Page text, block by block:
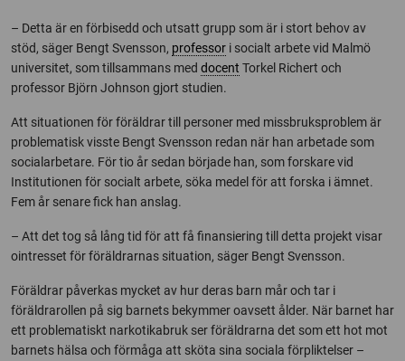
– Detta är en förbisedd och utsatt grupp som är i stort behov av
stöd, säger Bengt Svensson, professor i socialt arbete vid Malmö
universitet, som tillsammans med docent Torkel Richert och
professor Björn Johnson gjort studien.
Att situationen för föräldrar till personer med missbruksproblem är
problematisk visste Bengt Svensson redan när han arbetade som
socialarbetare. För tio år sedan började han, som forskare vid
Institutionen för socialt arbete, söka medel för att forska i ämnet.
Fem år senare fick han anslag.
– Att det tog så lång tid för att få finansiering till detta projekt visar
ointresset för föräldrarnas situation, säger Bengt Svensson.
Föräldrar påverkas mycket av hur deras barn mår och tar i
föräldrarollen på sig barnets bekymmer oavsett ålder. När barnet har
ett problematiskt narkotikabruk ser föräldrarna det som ett hot mot
barnets hälsa och förmåga att sköta sina sociala förpliktelser –